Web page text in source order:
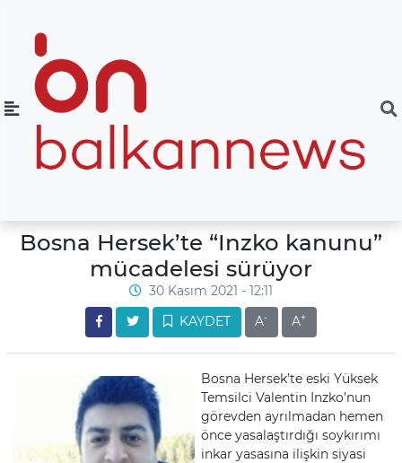
Bosna Hersek’te “Inzko kanunu”
mücadelesi sürüyor
30 Kasım 2021 - 12:11
KAYDET
A- A+
Bosna Hersek’te eski Yüksek
Temsilci Valentin Inzko’nun
görevden ayrılmadan hemen
önce yasalaştırdığı soykırımı
inkar yasasına ilişkin siyasi